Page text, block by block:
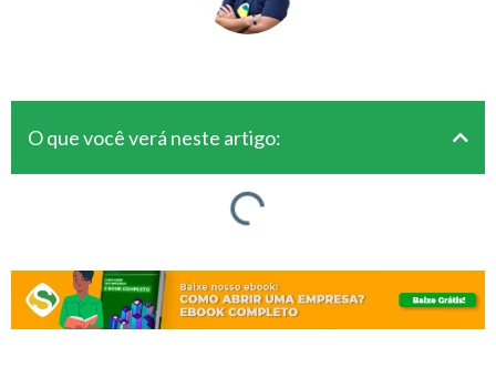
O que você verá neste artigo: